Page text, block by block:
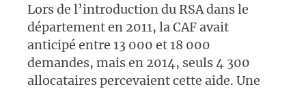
Lors de l’introduction du RSA dans le
département en 2011, la CAF avait
anticipé entre 13 000 et 18 000
demandes, mais en 2014, seuls 4 300
allocataires percevaient cette aide. Une